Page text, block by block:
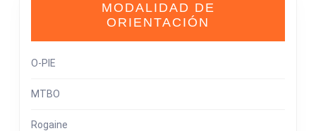
MODALIDAD DE
ORIENTACIÓN
O-PIE
MTBO
Rogaine